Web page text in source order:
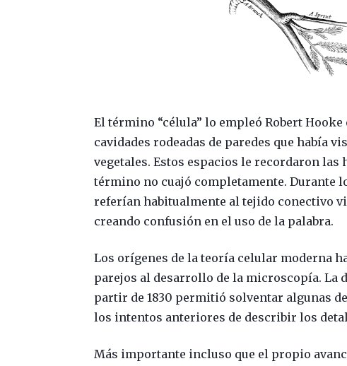
El término “célula” lo empleó Robert
cavidades rodeadas de paredes que había
vegetales. Estos espacios le recordaron las
término no cuajó completamente. Durante
referían habitualmente al tejido conectivo
creando confusión en el uso de la palabra.
Los orígenes de la teoría celular moderna
parejos al desarrollo de la microscopía.
partir de 1830 permitió solventar algunas
los intentos anteriores de describir los
Más importante incluso que el propio